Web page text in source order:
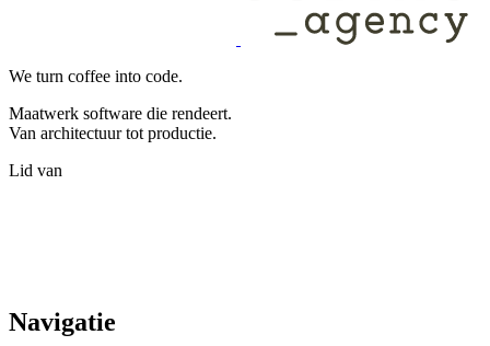
We turn coffee into code.
Maatwerk software die rendeert.
Van architectuur tot productie.
Lid van
Navigatie